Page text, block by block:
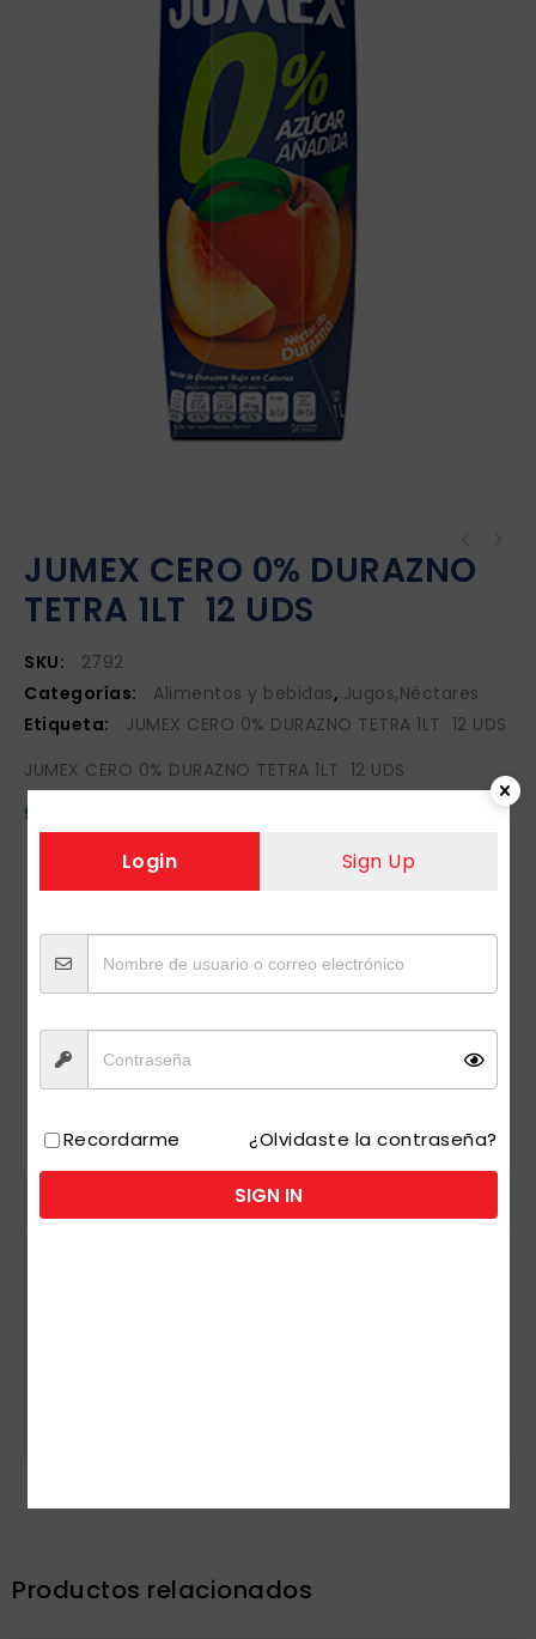
JUMEX CERO 0% DURAZNO
TETRA 1LT 12 UDS
SKU:
2792
Categorías:
Alimentos y bebidas, Jugos,Néctares
Etiqueta:
JUMEX CERO 0% DURAZNO TETRA 1LT 12 UDS
JUMEX CERO 0% DURAZNO TETRA 1LT 12 UDS
9 disponibles
invitamos a registrarte como usuario.
INGRESAR/ REGISTRAR
Descripción
Productos relacionados
Login Sign Up
Recordarme ¿Olvidaste la contraseña?
SIGN IN